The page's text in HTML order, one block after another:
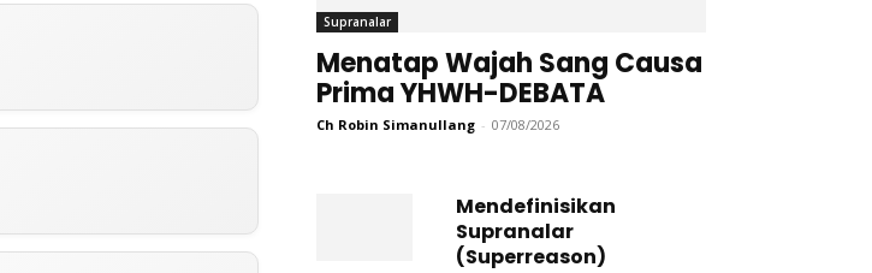
Supranalar
Menatap Wajah Sang Causa
Prima YHWH-DEBATA
Ch Robin Simanullang - 07/08/2026
Mendefinisikan
Supranalar
(Superreason)